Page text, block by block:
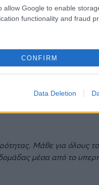
allow Google to enable
functionality and fraud
CONFIRM
Data Deletion
Ντόντσιτςκαι αυτό
από την
πήραμε
με έναν προπονητή
είναι
σπουδαίο».
Μάθε για όλους
μέσα από το